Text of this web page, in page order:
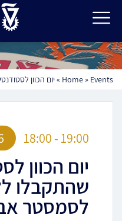
Home » Events
»יום הכוון
18:00 - 19:00
יום הכוון
שהתקבלו
לסמסטר